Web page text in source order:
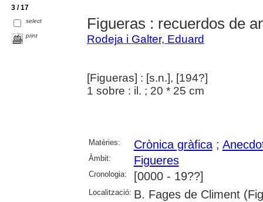
3 / 17
select
print
Figueras : recuerdos de
Rodeja i Galter, Eduard
[Figueras] : [s.n.], [194?]
1 sobre : il. ; 20 * 25 cm
Matèries: Crònica gràfica;
Àmbit: Figueres
Cronologia: [0000 - 19??]
Localització: B. Fages de Climent